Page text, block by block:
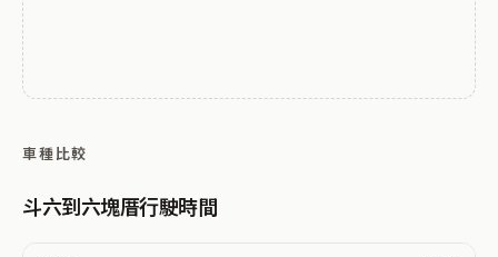
車種比較
斗六到六塊厝行駛時間